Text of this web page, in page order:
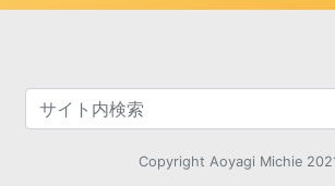
Copyright Aoyagi Michie